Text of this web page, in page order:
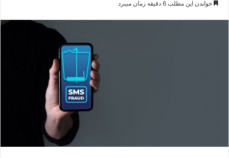
خواندن این مطلب 6 دقیقه زمان میبرد